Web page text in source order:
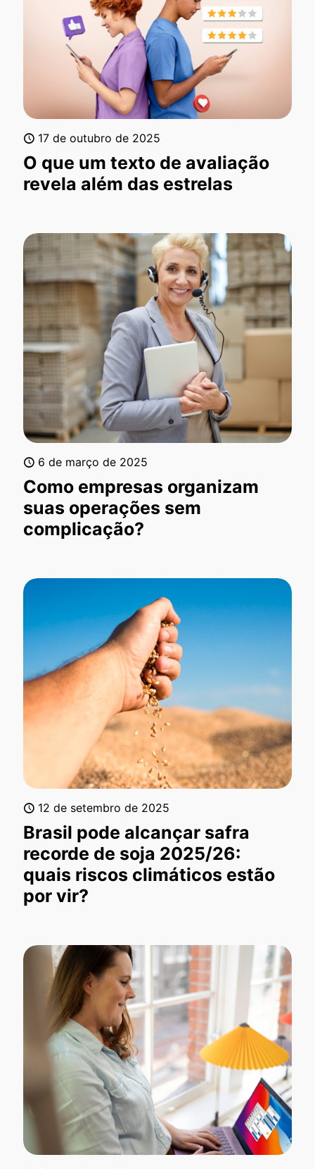
17 de outubro de 2025
O que um texto de avaliação
revela além das estrelas
6 de março de 2025
Como empresas organizam
suas operações sem
complicação?
12 de setembro de 2025
Brasil pode alcançar safra
recorde de soja 2025/26:
quais riscos climáticos estão
por vir?